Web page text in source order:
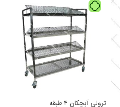
ترولی آبچکان ۴ طبقه